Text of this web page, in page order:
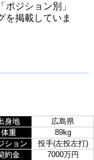
ジション別」
を掲載していま
身地
広島県
体重
89kg
ション
投手(左投左打)
約金
7000万円